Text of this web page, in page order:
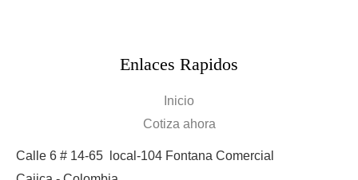
Enlaces Rapidos
Inicio
Cotiza ahora
Calle 6 # 14-65 local-104 Fontana Comercial